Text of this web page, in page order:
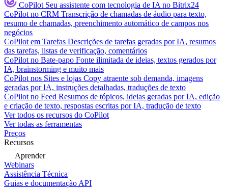
CoPilot Seu assistente com tecnologia de IA no Bitrix24
CoPilot no CRM Transcrição de chamadas de áudio para texto,
resumo de chamadas, preenchimento automático de campos nos
negócios
CoPilot em Tarefas Descrições de tarefas geradas por IA, resumos
das tarefas, listas de verificação, comentários
CoPilot no Bate-papo Fonte ilimitada de ideias, textos gerados por
IA, brainstorming e muito mais
CoPilot nos Sites e lojas Copy atraente sob demanda, imagens
geradas por IA, instruções detalhadas, traduções de texto
CoPilot no Feed Resumos de tópicos, ideias geradas por IA, edição
e criação de texto, respostas escritas por IA, tradução de texto
Ver todos os recursos do CoPilot
Ver todas as ferramentas
Preços
Recursos
Aprender
Webinars
Assistência Técnica
Guias e documentação API